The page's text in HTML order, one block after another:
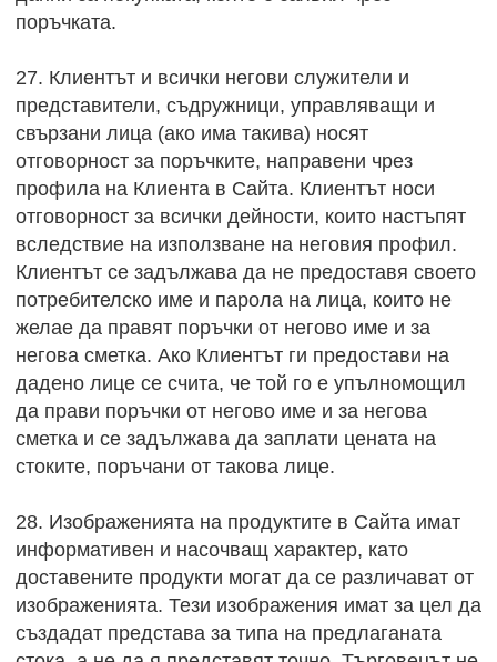
поръчката.
27. Клиентът и всички негови служители и
представители, съдружници, управляващи и
свързани лица (ако има такива) носят
отговорност за поръчките, направени чрез
профила на Клиента в Сайта. Клиентът носи
отговорност за всички дейности, които настъпят
вследствие на използване на неговия профил.
Клиентът се задължава да не предоставя своето
потребителско име и парола на лица, които не
желае да правят поръчки от негово име и за
негова сметка. Ако Клиентът ги предостави на
дадено лице се счита, че той го е упълномощил
да прави поръчки от негово име и за негова
сметка и се задължава да заплати цената на
стоките, поръчани от такова лице.
28. Изображенията на продуктите в Сайта имат
информативен и насочващ характер, като
доставените продукти могат да се различават от
изображенията. Тези изображения имат за цел да
създадат представа за типа на предлаганата